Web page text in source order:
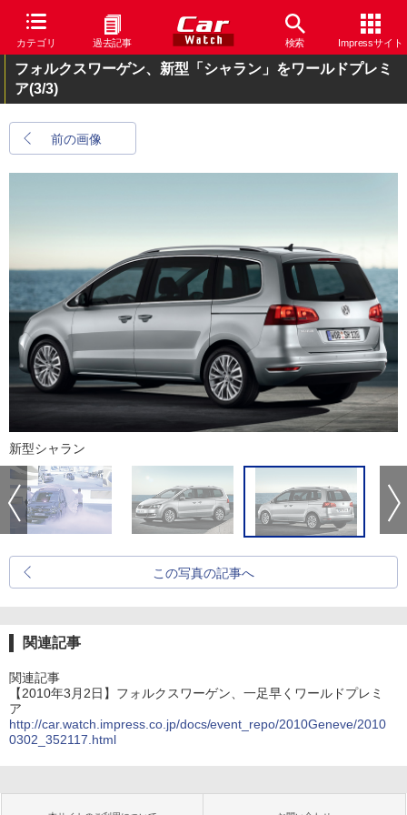
カテゴリ 過去記事 検索 Impressサイト
フォルクスワーゲン、新型「シャラン」をワールドプレミ
ア(3/3)
前の画像
新型シャラン
この写真の記事へ
関連記事
関連記事
【2010年3月2日】フォルクスワーゲン、一足早くワールドプレミ
ア
http://car.watch.impress.co.jp/docs/event_repo/2010Geneve/2010
0302_352117.html